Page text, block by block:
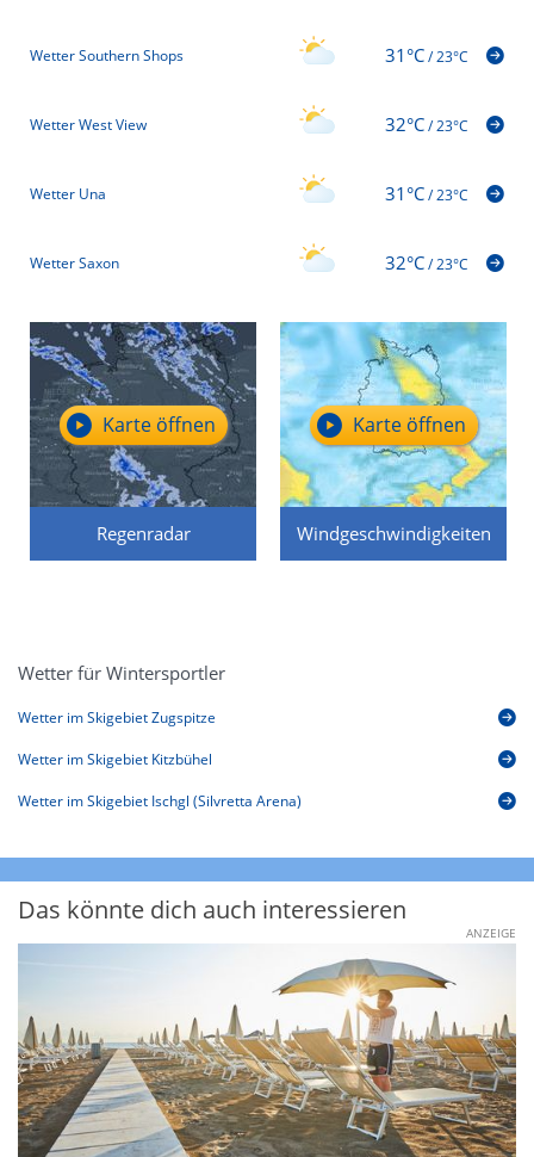
Wetter Southern Shops 31°C/23°C
Wetter West View 32°C/23°C
Wetter Una 31°C/23°C
Wetter Saxon 32°C/23°C
Regenradar
Karte öffnen
Windgeschwindigkeiten
Karte öffnen
Wetter für Wintersportler
Wetter im Skigebiet Zugspitze
Wetter im Skigebiet Kitzbühel
Wetter im Skigebiet Ischgl (Silvretta Arena)
Das könnte dich auch interessieren
ANZEIGE